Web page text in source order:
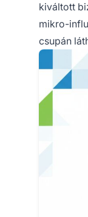
kiváltott
mikro-
csupán